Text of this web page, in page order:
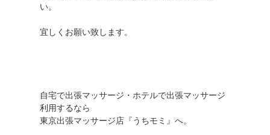
い。
宜しくお願い致します。
自宅で出張マッサージ・ホテルで出張マッサージ
利用するなら
東京出張マッサージ店『うちモミ』へ。